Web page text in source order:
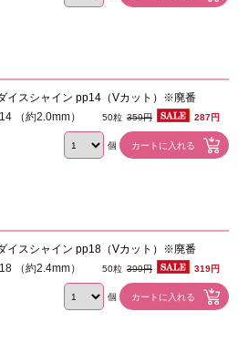
イスシャイン pp14（Vカット）※廃番
（約2.0mm） 50粒 359円 287円
個
イスシャイン pp18（Vカット）※廃番
（約2.4mm） 50粒 399円 319円
個